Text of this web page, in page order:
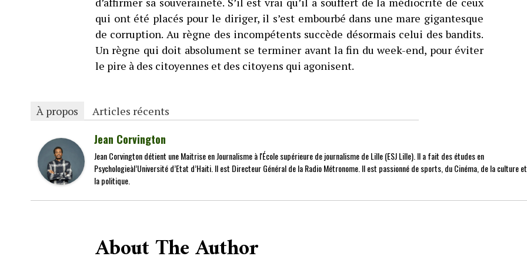
qui ont été placés pour le diriger, il s’est embourbé dans une mare gigantesque
de corruption. Au règne des incompétents succède désormais celui des bandits.
Un règne qui doit absolument se terminer avant la fin du week-end, pour éviter
le pire à des citoyennes et des citoyens qui agonisent.
À propos Articles récents
Jean Corvington
Jean Corvington détient une Maitrise en Journalisme à l'École supérieure de journalisme de Lille (ESJ Lille). Il a fait des études en
Psychologieàl’Université d’Etat d’Haiti. Il est Directeur Général de la Radio Métronome. Il est passionné de sports, du Cinéma, de la culture
la politique.
About The Author